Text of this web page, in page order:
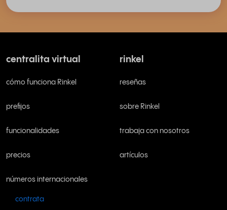
centralita virtual
cómo funciona Rinkel
prefijos
funcionalidades
precios
números internacionales
contrata
rinkel
reseñas
sobre Rinkel
trabaja con nosotros
artículos